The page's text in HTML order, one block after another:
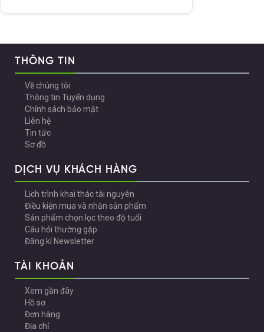
THÔNG TIN
Về chúng tôi
Thông tin Tuyển dụng
Chính sách bảo mật
Liên hệ
Tin tức
Sơ đồ
DỊCH VỤ KHÁCH HÀNG
Lịch trình khai thác tài nguyên
Điều kiện mua và nhận sản phẩm
Sản phẩm chọn lọc theo độ tuổi
Câu hỏi thường gặp
Đăng kí Newsletter
TÀI KHOẢN
Xem gần đây
Hồ sơ
Đơn hàng
Địa chỉ